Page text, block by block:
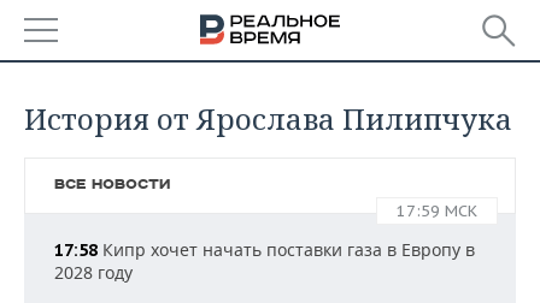
БАШКОРТОСТАН
ТАТАРСТАН
УДМУРТИЯ
НОВОСТИ
НОВОСТИ АНАЛИТИКИ
ЭКОНОМИКА
История от Ярослава Пилипчука
ВСЕ НОВОСТИ
17:59 МСК
17:58 Кипр хочет начать поставки газа в Европу в
2028 году